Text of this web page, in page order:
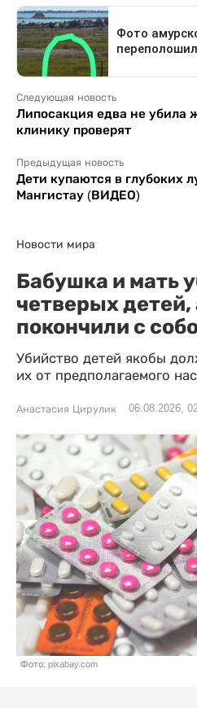
Следующая новость
Липосакция едва не убила
клинику проверят
Предыдущая новость
Дети купаются в глубоких
Мангистау (ВИДЕО)
Новости мира
Бабушка и мать
четверых детей,
покончили с
Убийство детей якобы
их от предполагаемого
Анастасия Цирулик 06.08.2026,
Фото: pixabay.com